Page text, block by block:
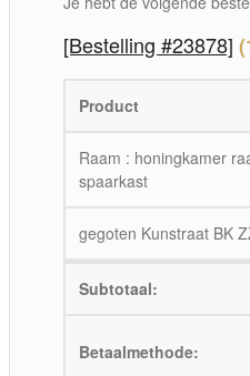
[Bestelling #23878]
Product
Raam : honingkamer
spaarkast
gegoten Kunstraat BK
Subtotaal:
Betaalmethode: